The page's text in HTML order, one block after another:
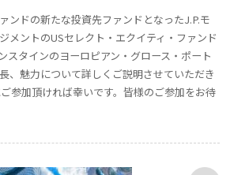
ンドの新たな投資先ファンドとなったJ.P.モ
メントのUSセレクト・エクイティ・ファンド
スタインのヨーロピアン・グロース・ポート
、魅力について詳しくご説明させていただき
参加頂ければ幸いです。皆様のご参加をお待